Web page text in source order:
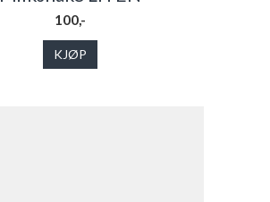
100,-
KJØP